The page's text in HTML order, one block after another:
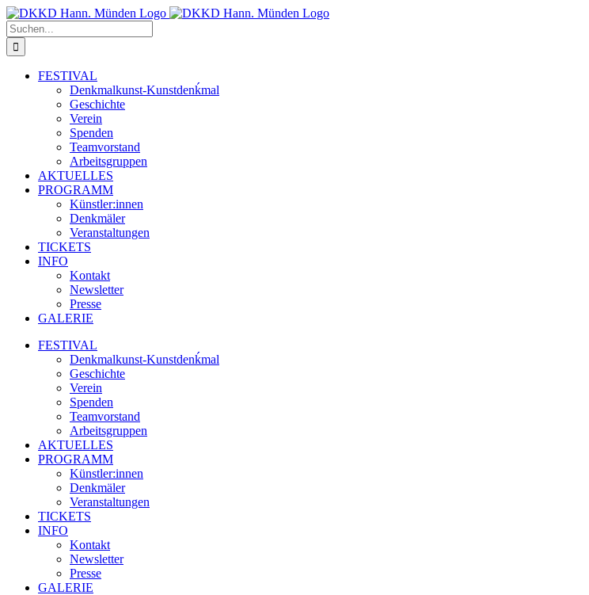
Zum
Inhalt
springen
Suche
nach:
FESTIVAL
Denkmalkunst-Kunstdenḱmal
Geschichte
Verein
Spenden
Teamvorstand
Arbeitsgruppen
AKTUELLES
PROGRAMM
Künstler:innen
Denkmäler
Veranstaltungen
TICKETS
INFO
Kontakt
Newsletter
Presse
GALERIE
FESTIVAL
Denkmalkunst-Kunstdenḱmal
Geschichte
Verein
Spenden
Teamvorstand
Arbeitsgruppen
AKTUELLES
PROGRAMM
Künstler:innen
Denkmäler
Veranstaltungen
TICKETS
INFO
Kontakt
Newsletter
Presse
GALERIE